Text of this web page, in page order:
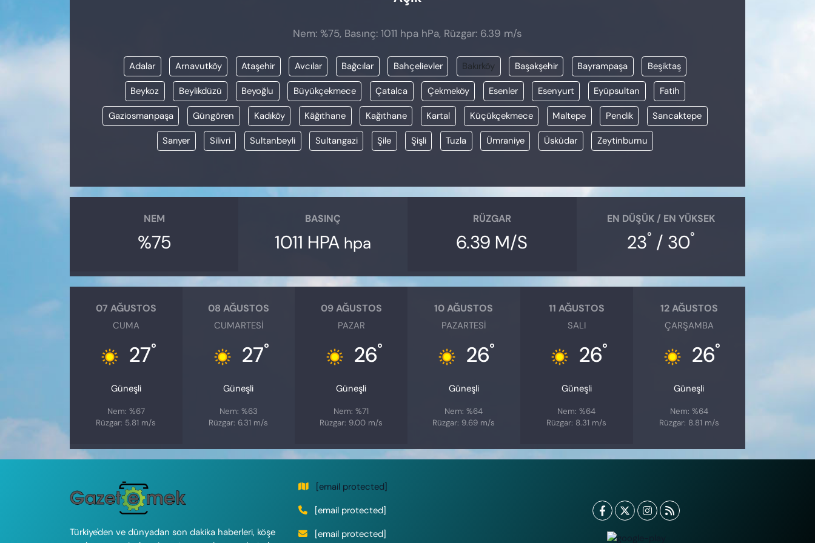
Nem: %75, Basınç: 1011 hpa hPa, Rüzgar: 6.39 m/s
Adalar Arnavutköy Ataşehir Avcılar Bağcılar Bahçelievler Bakırköy Başakşehir Bayrampaşa Beşiktaş
Beykoz Beylikdüzü Beyoğlu Büyükçekmece Çatalca Çekmeköy Esenler Esenyurt Eyüpsultan Fatih
Gaziosmanpaşa Güngören Kadıköy Kâğıthane Kağıthane Kartal Küçükçekmece Maltepe Pendik Sancaktepe
Sarıyer Silivri Sultanbeyli Sultangazi Şile Şişli Tuzla Ümraniye Üsküdar Zeytinburnu
NEM
%75
BASINÇ
1011 HPA hpa
RÜZGAR
6.39 M/S
EN DÜŞÜK / EN YÜKSEK
23° / 30°
07 AĞUSTOS
CUMA
27°
Güneşli
Nem: %67
Rüzgar: 5.81 m/s
08 AĞUSTOS
CUMARTESI
27°
Güneşli
Nem: %63
Rüzgar: 6.31 m/s
09 AĞUSTOS
PAZAR
26°
Güneşli
Nem: %71
Rüzgar: 9.00 m/s
10 AĞUSTOS
PAZARTESI
26°
Güneşli
Nem: %64
Rüzgar: 9.69 m/s
11 AĞUSTOS
SALI
26°
Güneşli
Nem: %64
Rüzgar: 8.31 m/s
12 AĞUSTOS
ÇARŞAMBA
26°
Güneşli
Nem: %64
Rüzgar: 8.81 m/s
Türkiye'den ve dünyadan son dakika haberleri, köşe
[email protected]
[email protected]
[email protected]
SAĞLIK
YAZAR KÖŞESİ
VAN VE DİYARBAKIR HABERLERİ